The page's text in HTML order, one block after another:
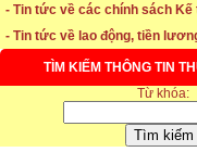
- Tin tức về các chính sách Kế
- Tin tức về lao động, tiền
TÌM KIẾM THÔNG TIN
Từ khóa:
* Thời hạn đăng ký bảo hiểm
* Thời hiệu xử phạt trong xây